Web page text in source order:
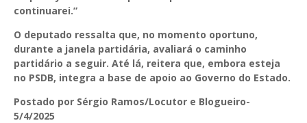
continuarei.”
O deputado ressalta que, no momento oportuno,
durante a janela partidária, avaliará o caminho
partidário a seguir. Até lá, reitera que, embora esteja
no PSDB, integra a base de apoio ao Governo do Estado.
Postado por Sérgio Ramos/Locutor e Blogueiro-
5/4/2025